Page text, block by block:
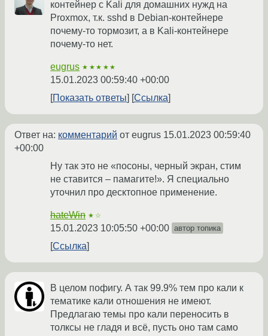
контейнер с Kali для домашних нужд на
Proxmox, т.к. sshd в Debian-контейнере
почему-то тормозит, а в Kali-контейнере
почему-то нет.
eugrus ★★★★★
15.01.2023 00:59:40 +00:00
Показать ответы
Ссылка
Ответ на: комментарий от eugrus 15.01.2023 00:59:40
+00:00
Ну так это не «посоны, черный экран, стим
не ставится – памагите!». Я специально
уточнил про десктопное применение.
hateWin ★☆
15.01.2023 10:05:50 +00:00 автор топика
Ссылка
В целом пофигу. А так 99.9% тем про кали к
тематике кали отношения не имеют.
Предлагаю темы про кали переносить в
толксы не гладя и всё, пусть оно там само